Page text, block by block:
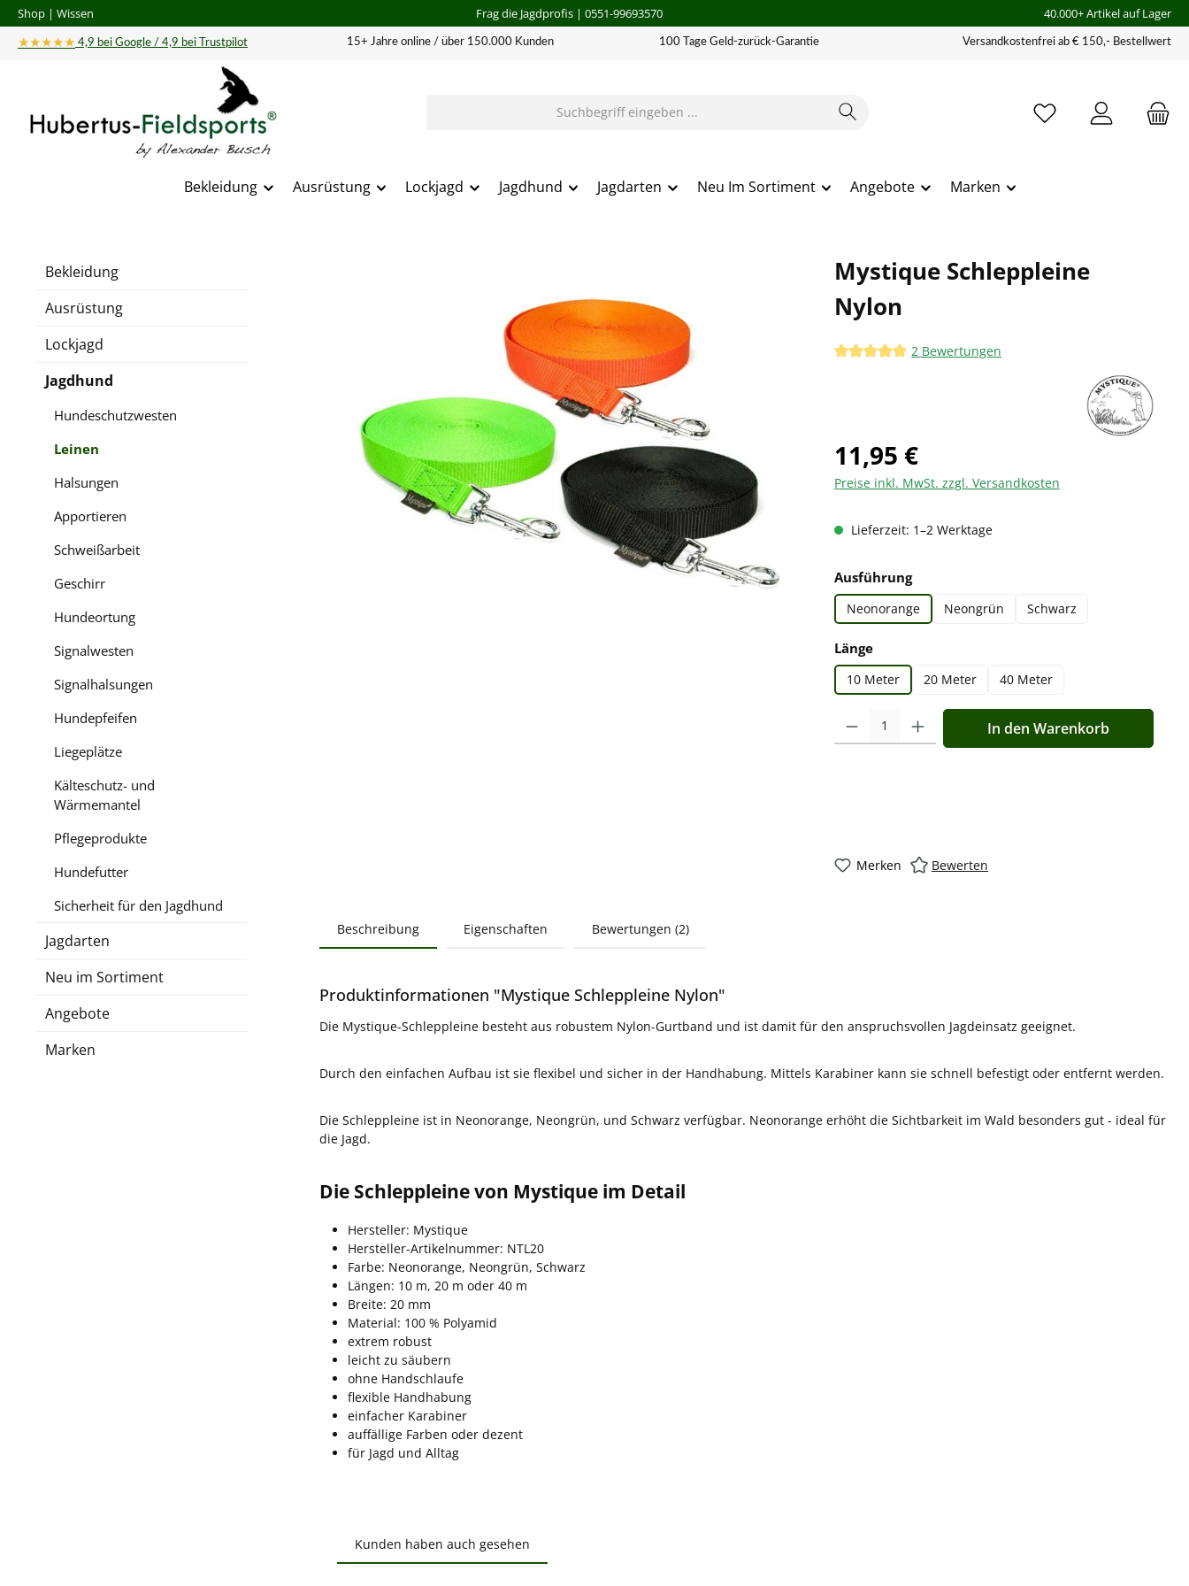
Hauptinhalt springen
Zur Suche springen
Zur Hauptnavigation springen
Shop | Wissen Frag die Jagdprofis| 0551-99693570 40.000+ Artikel auf Lager
★★★★★ 4,9 bei Google / 4,9 bei Trustpilot 15+ Jahre online / über 150.000 Kunden 100 Tage Geld-zurück-Garantie Versandkostenfrei ab € 150,- Bestellwert
Bekleidung Ausrüstung Lockjagd Jagdhund Jagdarten Neu Im Sortiment Angebote Marken
Bekleidung
Ausrüstung
Lockjagd
Jagdhund
Hundeschutzwesten
Leinen
Halsungen
Apportieren
Schweißarbeit
Geschirr
Hundeortung
Signalwesten
Signalhalsungen
Hundepfeifen
Liegeplätze
Kälteschutz- und
Wärmemantel
Pflegeprodukte
Hundefutter
Sicherheit für den Jagdhund
Jagdarten
Neu im Sortiment
Angebote
Marken
Mystique Schleppleine
Nylon
Durchschnittliche Bewertung von 5 von 5 Sternen
2 Bewertungen
11,95 €
Preise inkl. MwSt. zzgl. Versandkosten
Lieferzeit: 1–2 Werktage
Ausführungauswählen
Neonorange Neongrün Schwarz
Längeauswählen
10 Meter 20 Meter 40 Meter
Produkt Anzahl: Gib den gewünschten Wert ein oder
In den Warenkorb
Merken Bewerten
Beschreibung Eigenschaften Bewertungen (2)
Produktinformationen "Mystique Schleppleine Nylon"
Die Mystique-Schleppleine besteht aus robustem Nylon-Gurtband und ist damit für den anspruchsvollen Jagdeinsatz geeignet.
Durch den einfachen Aufbau ist sie flexibel und sicher in der Handhabung. Mittels Karabiner kann sie schnell befestigt oder entfernt werden.
Die Schleppleine ist in Neonorange, Neongrün, und Schwarz verfügbar. Neonorange erhöht die Sichtbarkeit im Wald besonders gut - ideal für
die Jagd.
Die Schleppleine von Mystique im Detail
Hersteller: Mystique
Hersteller-Artikelnummer: NTL20
Farbe: Neonorange, Neongrün, Schwarz
Längen: 10 m, 20 m oder 40 m
Breite: 20 mm
Material: 100 % Polyamid
extrem robust
leicht zu säubern
ohne Handschlaufe
flexible Handhabung
einfacher Karabiner
auffällige Farben oder dezent
für Jagd und Alltag
Kunden haben auch gesehen